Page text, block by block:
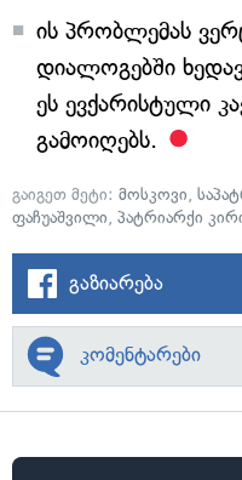
ის პრობლემას
დიალოგებში
ეს ევქარისტული
გამოიღებს.
გაიგეთ მეტი: მოსკოვი,
ფაჩუაშვილი, პატრიარქი
გაზიარება
კომენტარები